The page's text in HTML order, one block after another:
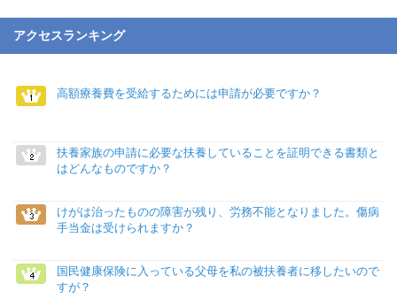
アクセスランキング
高額療養費を受給するためには申請が必要ですか？
扶養家族の申請に必要な扶養していることを証明できる書類と
はどんなものですか？
けがは治ったものの障害が残り、労務不能となりました。傷病
手当金は受けられますか？
国民健康保険に入っている父母を私の被扶養者に移したいので
すが？